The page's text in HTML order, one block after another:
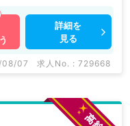
詳細を
見る
08/07 求人No. : 729668